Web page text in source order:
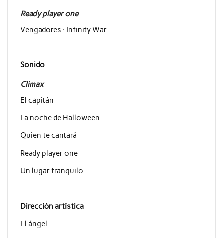
Ready player one
Vengadores : Infinity War
Sonido
Climax
El capitán
La noche de Halloween
Quien te cantará
Ready player one
Un lugar tranquilo
Dirección artística
El ángel